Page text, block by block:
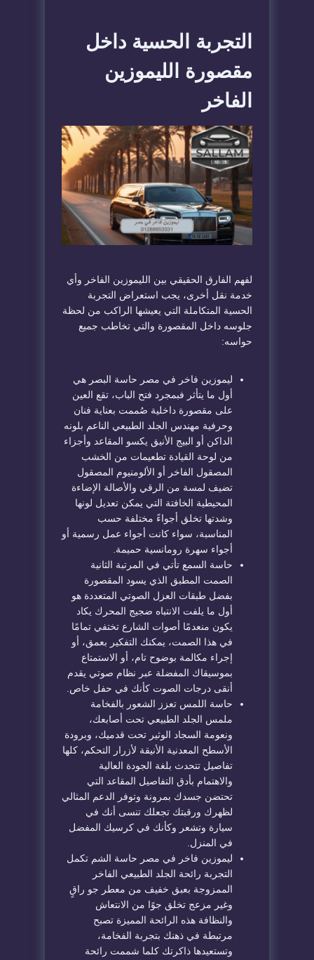
التجربة الحسية داخل
مقصورة الليموزين
الفاخر
لفهم الفارق الحقيقي بين الليموزين الفاخر وأي
خدمة نقل أخرى، يجب استعراض التجربة
الحسية المتكاملة التي يعيشها الراكب من لحظة
جلوسه داخل المقصورة والتي تخاطب جميع
حواسه:
ليموزين فاخر في مصر حاسة البصر هي
أول ما يتأثر فبمجرد فتح الباب، تقع العين
على مقصورة داخلية صُممت بعناية فنان
وحرفية مهندس الجلد الطبيعي الناعم بلونه
الداكن أو البيج الأنيق يكسو المقاعد وأجزاء
من لوحة القيادة تطعيمات من الخشب
المصقول الفاخر أو الألومنيوم المصقول
تضيف لمسة من الرقي والأصالة الإضاءة
المحيطية الخافتة التي يمكن تعديل لونها
وشدتها تخلق أجواءً مختلفة حسب
المناسبة، سواء كانت أجواء عمل رسمية أو
أجواء سهرة رومانسية حميمة.
حاسة السمع تأتي في المرتبة الثانية
الصمت المطبق الذي يسود المقصورة
بفضل طبقات العزل الصوتي المتعددة هو
أول ما يلفت الانتباه ضجيج المحرك يكاد
يكون منعدمًا أصوات الشارع تختفي تمامًا
في هذا الصمت، يمكنك التفكير بعمق، أو
إجراء مكالمة بوضوح تام، أو الاستمتاع
بموسيقاك المفضلة عبر نظام صوتي يقدم
أنقى درجات الصوت كأنك في حفل خاص.
حاسة اللمس تعزز الشعور بالفخامة
ملمس الجلد الطبيعي تحت أصابعك،
ونعومة السجاد الوثير تحت قدميك، وبرودة
الأسطح المعدنية الأنيقة لأزرار التحكم، كلها
تفاصيل تتحدث بلغة الجودة العالية
والاهتمام بأدق التفاصيل المقاعد التي
تحتضن جسدك بمرونة وتوفر الدعم المثالي
لظهرك ورقبتك تجعلك تنسى أنك في
سيارة وتشعر وكأنك في كرسيك المفضل
في المنزل.
ليموزين فاخر في مصر حاسة الشم تكمل
التجربة رائحة الجلد الطبيعي الفاخر
الممزوجة بعبق خفيف من معطر جو راقٍ
وغير مزعج تخلق جوًا من الانتعاش
والنظافة هذه الرائحة المميزة تصبح
مرتبطة في ذهنك بتجربة الفخامة،
وتستعيدها ذاكرتك كلما شممت رائحة